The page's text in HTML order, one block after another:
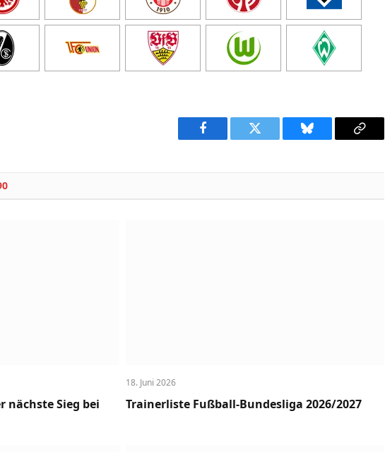
Facebook Twitter Bluesky
Copy
nächste Sieg bei
18. Juni 2026
Trainerliste Fußball-Bundesliga 2026/2027